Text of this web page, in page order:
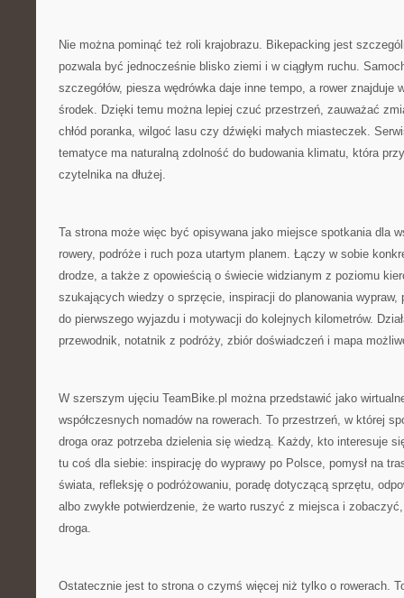
Nie można pominąć też roli krajobrazu. Bikepacking jest
pozwala być jednocześnie blisko ziemi i w ciągłym ruchu.
szczegółów, piesza wędrówka daje inne tempo, a rower znajduje
środek. Dzięki temu można lepiej czuć przestrzeń, zauważać
chłód poranka, wilgoć lasu czy dźwięki małych miasteczek.
tematyce ma naturalną zdolność do budowania klimatu, która
czytelnika na dłużej.
Ta strona może więc być opisywana jako miejsce spotkania dla
rowery, podróże i ruch poza utartym planem. Łączy w sobie
drodze, a także z opowieścią o świecie widzianym z poziomu
szukających wiedzy o sprzęcie, inspiracji do planowania wypraw,
do pierwszego wyjazdu i motywacji do kolejnych kilometrów.
przewodnik, notatnik z podróży, zbiór doświadczeń i mapa
W szerszym ujęciu TeamBike.pl można przedstawić jako
współczesnych nomadów na rowerach. To przestrzeń, w której
droga oraz potrzeba dzielenia się wiedzą. Każdy, kto interesuje
tu coś dla siebie: inspirację do wyprawy po Polsce, pomysł na
świata, refleksję o podróżowaniu, poradę dotyczącą sprzętu,
albo zwykłe potwierdzenie, że warto ruszyć z miejsca i
droga.
Ostatecznie jest to strona o czymś więcej niż tylko o rowerach.